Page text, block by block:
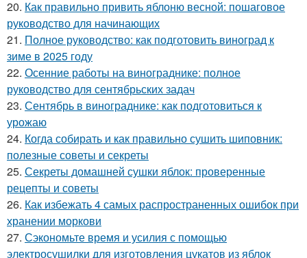
20. Как правильно привить яблоню весной: пошаговое
руководство для начинающих
21. Полное руководство: как подготовить виноград к
зиме в 2025 году
22. Осенние работы на винограднике: полное
руководство для сентябрьских задач
23. Сентябрь в винограднике: как подготовиться к
урожаю
24. Когда собирать и как правильно сушить шиповник:
полезные советы и секреты
25. Секреты домашней сушки яблок: проверенные
рецепты и советы
26. Как избежать 4 самых распространенных ошибок при
хранении моркови
27. Сэкономьте время и усилия с помощью
электросушилки для изготовления цукатов из яблок